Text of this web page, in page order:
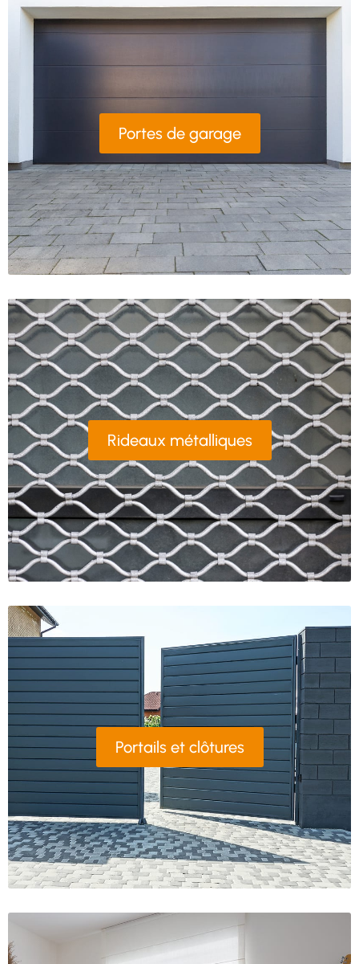
Portes de garage
Rideaux métalliques
Portails et clôtures